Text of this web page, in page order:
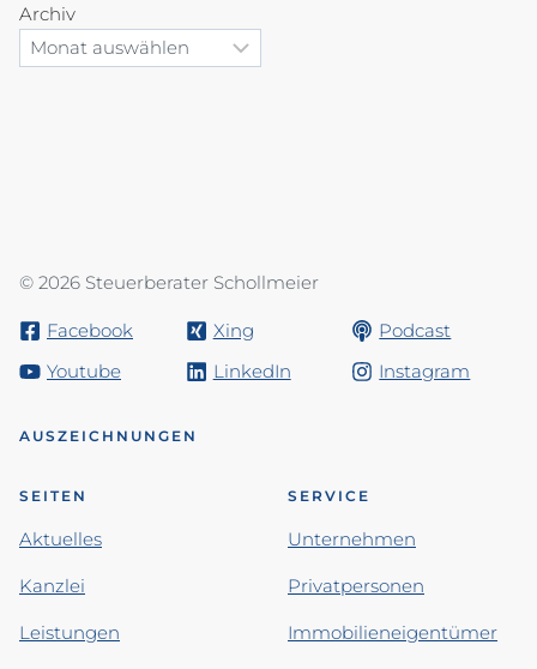
Archiv
© 2026 Steuerberater Schollmeier
Facebook Xing
Podcast
Youtube
LinkedIn Instagram
AUSZEICHNUNGEN
SEITEN
Aktuelles
Kanzlei
Leistungen
SERVICE
Unternehmen
Privatpersonen
Immobilieneigentümer